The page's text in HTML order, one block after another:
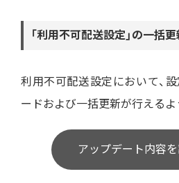
「利用不可配送設定」の一括
利用不可配送設定において、
ードおよび一括更新が行えるよ
アップデート内容